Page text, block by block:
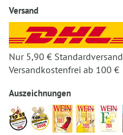
Versand
Nur 5,90 € Standardversand
Versandkostenfrei ab 100 €
Auszeichnungen